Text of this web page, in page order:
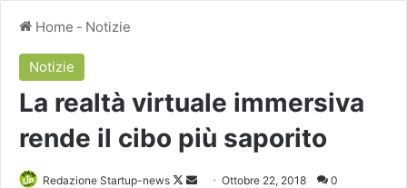
Home - Notizie
Notizie
La realtà virtuale immersiva
rende il cibo più saporito
Redazione Startup-news
Follow
Invia Ottobre 22, 2018 0